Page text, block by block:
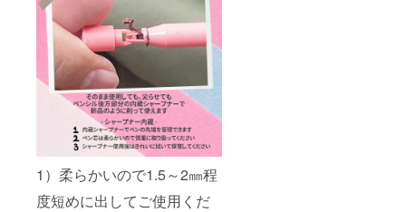
1）柔らかいので1.5～2㎜程
度短めに出してご使用くだ